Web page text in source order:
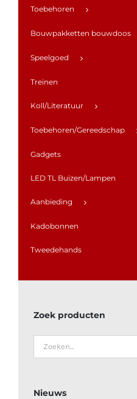
Toebehoren
Bouwpakketten bouwdoos
Speelgoed
Treinen
Koll/Literatuur
Toebehoren/Gereedschap
Gadgets
LED TL Buizen/Lampen
Aanbieding
Kadobonnen
Tweedehands
Zoek producten
Nieuws